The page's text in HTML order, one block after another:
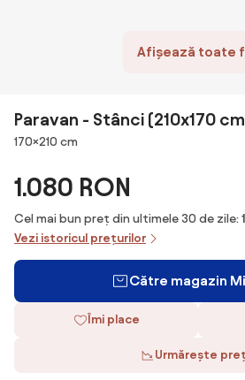
Afișează toate
Paravan - Stânci (210x170
Dimensiuni
170×210 cm
1.080 RON
Cel mai bun preț din ultimele 30 de zile:
Vezi istoricul prețurilor
Către magazin
Îmi place
Urmărește